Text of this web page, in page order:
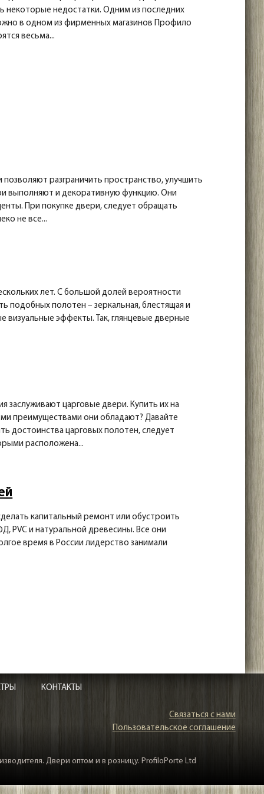
некоторые недостатки. Одним из последних
в одном из фирменных магазинов Профило
весьма...
разграничить пространство, улучшить
выполняют и декоративную функцию. Они
При покупке двери, следует обращать
не все...
лет. С большой долей вероятности
подобных полотен – зеркальная, блестящая и
визуальные эффекты. Так, глянцевые дверные
заслуживают царговые двери. Купить их на
преимуществами они обладают? Давайте
достоинства царговых полотен, следует
расположена...
капитальный ремонт или обустроить
PVC и натуральной древесины. Все они
время в России лидерство занимали
КОНТАКТЫ
Связаться с нами
Пользовательское соглашение
Двери оптом и в розницу. ProfiloPorte Ltd